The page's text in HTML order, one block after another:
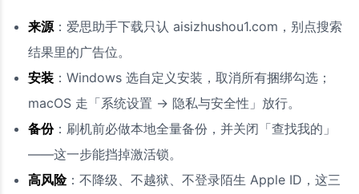
来源 ：爱思助手下载只认 aisizhushou1.com，别点搜索
结果里的广告位。
安装 ：Windows 选自定义安装，取消所有捆绑勾选；
macOS 走「系统设置 → 隐私与安全性」放行。
备份：刷机前必做本地全量备份，并关闭「查找我的」
——这一步能挡掉激活锁。
高风险：不降级、不越狱、不登录陌生 Apple ID，这三